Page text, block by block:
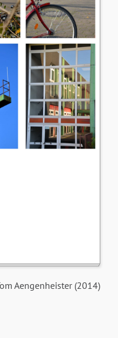
Aengenheister (2014)